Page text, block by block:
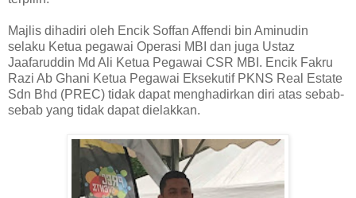
Majlis dihadiri oleh Encik Soffan Affendi bin Aminudin
selaku Ketua pegawai Operasi MBI dan juga Ustaz
Jaafaruddin Md Ali Ketua Pegawai CSR MBI. Encik Fakru
Razi Ab Ghani Ketua Pegawai Eksekutif PKNS Real Estate
Sdn Bhd (PREC) tidak dapat menghadirkan diri atas sebab-
sebab yang tidak dapat dielakkan.